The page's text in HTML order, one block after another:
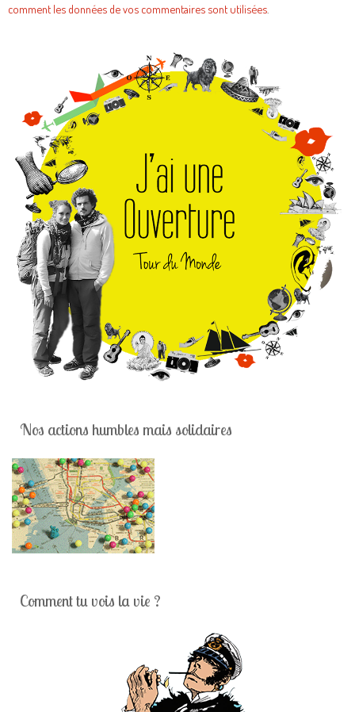
comment les données de vos commentaires sont utilisées
Nos actions humbles mais solidaires
Comment tu vois la vie ?